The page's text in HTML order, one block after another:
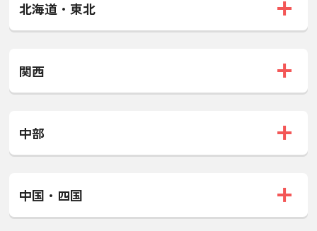
北海道・東北
関西
中部
中国・四国